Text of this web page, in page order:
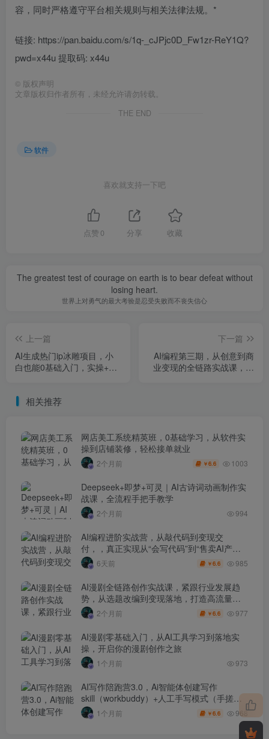
容，同时严格遵守平台相关规则与相关法律法规。*
链接: https://pan.baidu.com/s/1q-_cJPjc0D_Fw1zr-ReY1Q?
pwd=x44u 提取码: x44u
© 版权声明
文章版权归作者所有，未经允许请勿转载。
THE END
软件
喜欢就支持一下吧
点赞 0 分享 收藏
The greatest test of courage on earth is to bear defeat without
losing heart.
世界上对勇气的最大考验是忍受失败而不丧失信心
上一篇
AI生成热门ip冰雕项目，小
白也能0基础入门，实操+变
下一篇
AI编程第三期，从创意到商
业变现的全链路实战课，真
相关推荐
网店美工系统精英班，0基础学习，从软件实
操到店铺装修，轻松接单就业
2个月前 ￥6.6 1003
Deepseek+即梦+可灵｜AI古诗词动画制作实
战课，全流程手把手教学
2个月前 994
AI编程进阶实战营，从敲代码到变现交
付，，真正实现从“会写代码”到“售卖AI产品
盈利”的跨越
6天前 ￥6.6 985
AI漫剧全链路创作实战课，紧跟行业发展趋
势，从选题改编到变现落地，打造高流量优
质作品2个月前 ￥6.6 977
AI漫剧零基础入门，从AI工具学习到落地实
操，开启你的漫剧创作之旅
1个月前 973
AI写作陪跑营3.0，Ai智能体创建写作
skill（workbuddy）+人工手写模式（手搓模
式），去除AI痕迹（头条号、公众号、百家
号）
1个月前 ￥6.6 968